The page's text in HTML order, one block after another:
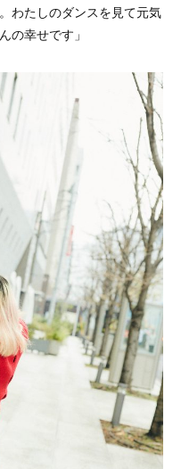
わたしのダンスを見て元気
の幸せです」